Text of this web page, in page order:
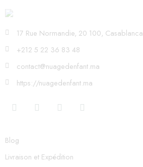
17 Rue Normandie, 20 100, Casablanca
+212 5 22 36 83 48
contact@nuagedenfant.ma
https://nuagedenfant.ma
Blog
Livraison et Expédition